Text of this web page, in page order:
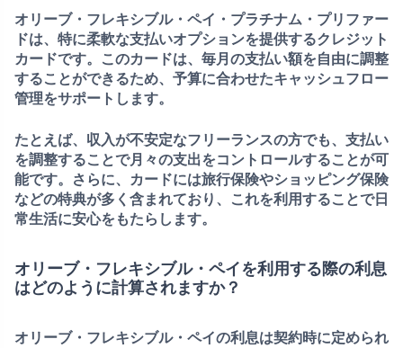
オリーブ・フレキシブル・ペイ・プラチナム・プリファー
ドは、特に柔軟な支払いオプションを提供するクレジット
カードです。このカードは、毎月の支払い額を自由に調整
することができるため、予算に合わせたキャッシュフロー
管理をサポートします。
たとえば、収入が不安定なフリーランスの方でも、支払い
を調整することで月々の支出をコントロールすることが可
能です。さらに、カードには旅行保険やショッピング保険
などの特典が多く含まれており、これを利用することで日
常生活に安心をもたらします。
オリーブ・フレキシブル・ペイを利用する際の利息
はどのように計算されますか？
オリーブ・フレキシブル・ペイの利息は契約時に定められ